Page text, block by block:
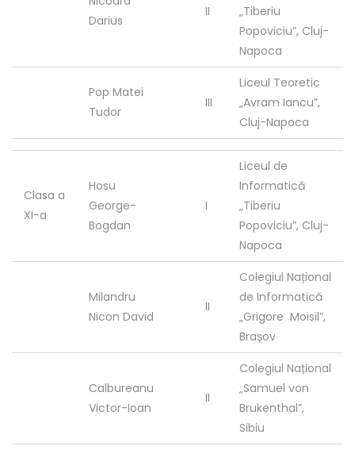
Darius
II
„Tiberiu
Popoviciu”, Cluj-
Napoca
Pop Matei
Tudor
III
Liceul Teoretic
„Avram Iancu”,
Cluj-Napoca
Clasa a
XI-a
Hosu
George-
Bogdan
I
Liceul de
Informatică
„Tiberiu
Popoviciu”, Cluj-
Napoca
Milandru
Nicon David
II
Colegiul Național
de Informatică
„Grigore Moisil”,
Brașov
Calbureanu
Victor-Ioan
II
Colegiul Național
„Samuel von
Brukenthal”,
Sibiu